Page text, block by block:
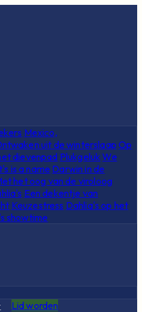
Mexico,
uit de winterslaap Op
dievenpad Plukgeluk We
is a name Darwin in de
het oog van de viroloog
Een dekentje van
Keuzestress Dahlia's op het
showtime
Lid worden